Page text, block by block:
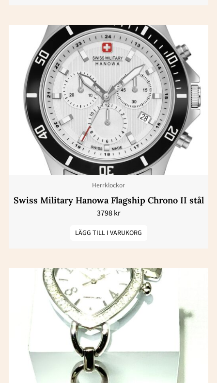
Herrklockor
Swiss Military Hanowa Flagship Chrono II stål
3798kr
LÄGG TILL I VARUKORG